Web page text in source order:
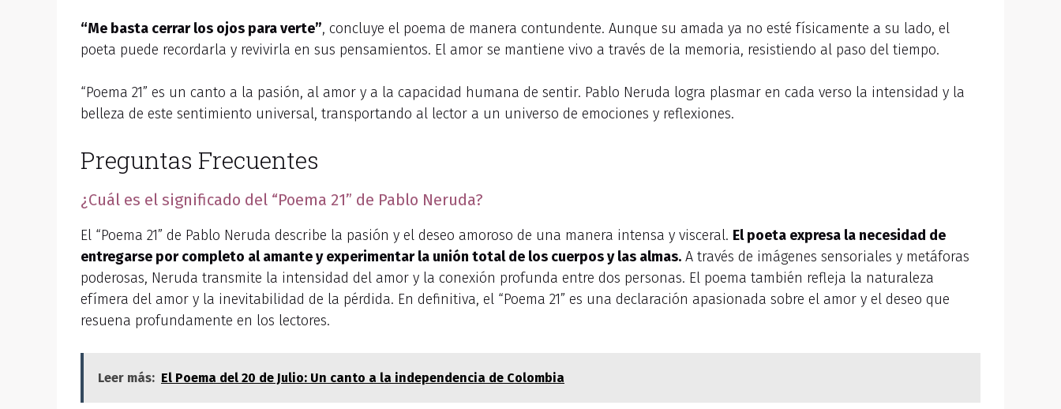
“Me basta cerrar los ojos para verte”, concluye el poema de manera contundente. Aunque su amada ya no esté físicamente a su lado, el
poeta puede recordarla y revivirla en sus pensamientos. El amor se mantiene vivo a través de la memoria, resistiendo al paso del tiempo.
“Poema 21” es un canto a la pasión, al amor y a la capacidad humana de sentir. Pablo Neruda logra plasmar en cada verso la intensidad y la
belleza de este sentimiento universal, transportando al lector a un universo de emociones y reflexiones.
Preguntas Frecuentes
¿Cuál es el significado del “Poema 21” de Pablo Neruda?
El “Poema 21” de Pablo Neruda describe la pasión y el deseo amoroso de una manera intensa y visceral. El poeta expresa la necesidad de
entregarse por completo al amante y experimentar la unión total de los cuerpos y las almas. A través de imágenes sensoriales y metáforas
poderosas, Neruda transmite la intensidad del amor y la conexión profunda entre dos personas. El poema también refleja la naturaleza
efímera del amor y la inevitabilidad de la pérdida. En definitiva, el “Poema 21” es una declaración apasionada sobre el amor y el deseo que
resuena profundamente en los lectores.
Leer más: El Poema del 20 de Julio: Un canto a la independencia de Colombia